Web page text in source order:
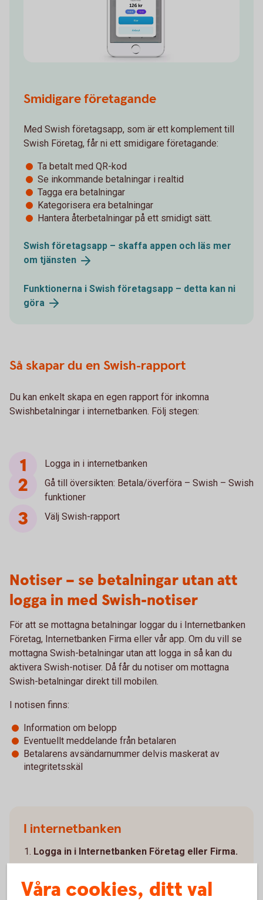
Smidigare företagande
Med Swish företagsapp, som är ett komplement till
Swish Företag, får ni ett smidigare företagande:
Ta betalt med QR-kod
Se inkommande betalningar i realtid
Tagga era betalningar
Kategorisera era betalningar
Hantera återbetalningar på ett smidigt sätt.
Swish företagsapp – skaffa appen och läs mer
om tjänsten
Funktionerna i Swish företagsapp – detta kan ni
göra
Så skapar du en Swish-rapport
Du kan enkelt skapa en egen rapport för inkomna
Swishbetalningar i internetbanken. Följ stegen:
Logga in i internetbanken
Gå till översikten: Betala/överföra – Swish – Swish
funktioner
Välj Swish-rapport
Notiser – se betalningar utan att
logga in med Swish-notiser
För att se mottagna betalningar loggar du i Internetbanken
Företag, Internetbanken Firma eller vår app. Om du vill se
mottagna Swish-betalningar utan att logga in så kan du
aktivera Swish-notiser. Då får du notiser om mottagna
Swish-betalningar direkt till mobilen.
I notisen finns:
Information om belopp
Eventuellt meddelande från betalaren
Betalarens avsändarnummer delvis maskerat av
integritetsskäl
I internetbanken
Logga in i Internetbanken Företag eller Firma.
Om ni redan har tjänsten "Bevaka ärenden" - välj
Ändra i menyn.
Våra cookies, ditt val